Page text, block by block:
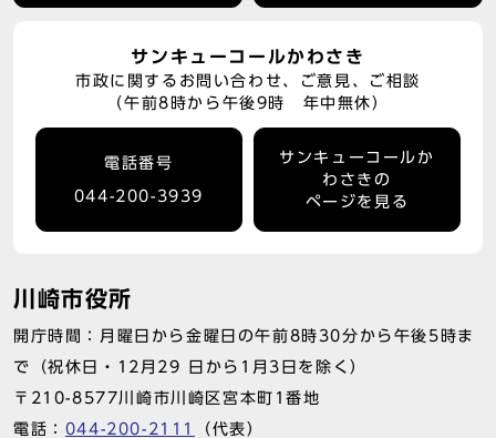
サンキューコールかわさき
市政に関するお問い合わせ、ご意見、ご相談
（午前8時から午後9時 年中無休）
電話番号
044-200-3939
サンキューコールか
わさきの
ページを見る
川崎市役所
開庁時間：月曜日から金曜日の午前8時30分から午後5時ま
で（祝休日・12月29 日から1月3日を除く）
〒210-8577川崎市川崎区宮本町1番地
電話： 044-200-2111 （代表）